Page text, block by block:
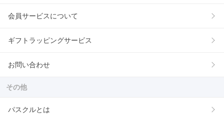
会員サービスについて
ギフトラッピングサービス
お問い合わせ
その他
パスクルとは